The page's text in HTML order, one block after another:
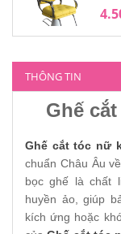
THÔNG TIN
Ghế
Ghế cắt tóc nữ
chuẩn Châu Âu
bọc ghế là chất
huyền ảo, giúp
kích ứng hoặc